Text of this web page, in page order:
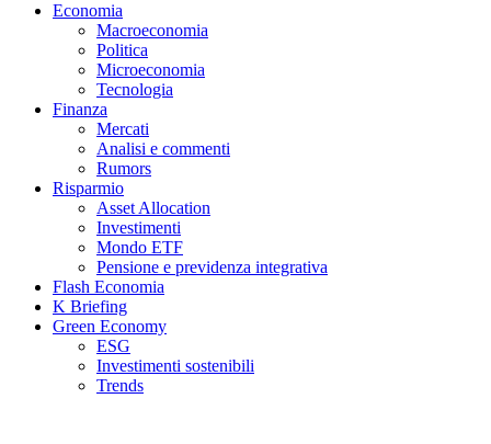
Economia
Macroeconomia
Politica
Microeconomia
Tecnologia
Finanza
Mercati
Analisi e commenti
Rumors
Risparmio
Asset Allocation
Investimenti
Mondo ETF
Pensione e previdenza integrativa
Flash Economia
K Briefing
Green Economy
ESG
Investimenti sostenibili
Trends